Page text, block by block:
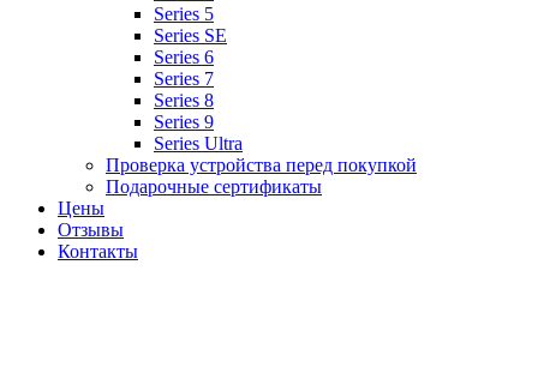
Series 5
Series SE
Series 6
Series 7
Series 8
Series 9
Series Ultra
Проверка устройства перед покупкой
Подарочные сертификаты
Цены
Отзывы
Контакты